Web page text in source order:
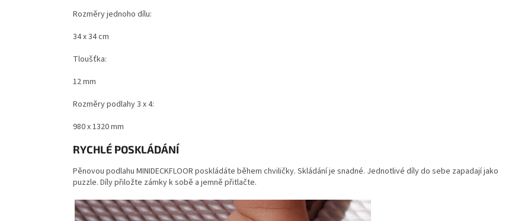
Rozměry jednoho dílu:
34 x 34 cm
Tloušťka:
12 mm
Rozměry podlahy 3 x 4:
980 x 1320 mm
RYCHLÉ POSKLÁDÁNÍ
Pěnovou podlahu MINIDECKFLOOR poskládáte během chviličky. Skládání je snadné. Jednotlivé díly do sebe zapadají jako
puzzle. Díly přiložte zámky k sobě a jemně přitlačte.